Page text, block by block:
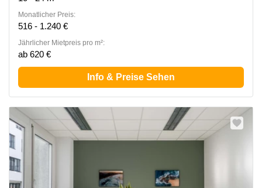
Monatlicher Preis:
516 - 1.240 €
Jährlicher Mietpreis pro m²:
ab 620 €
Info & Preise Sehen